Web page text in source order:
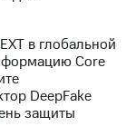
в глобальной
Core
DeepFake
защиты